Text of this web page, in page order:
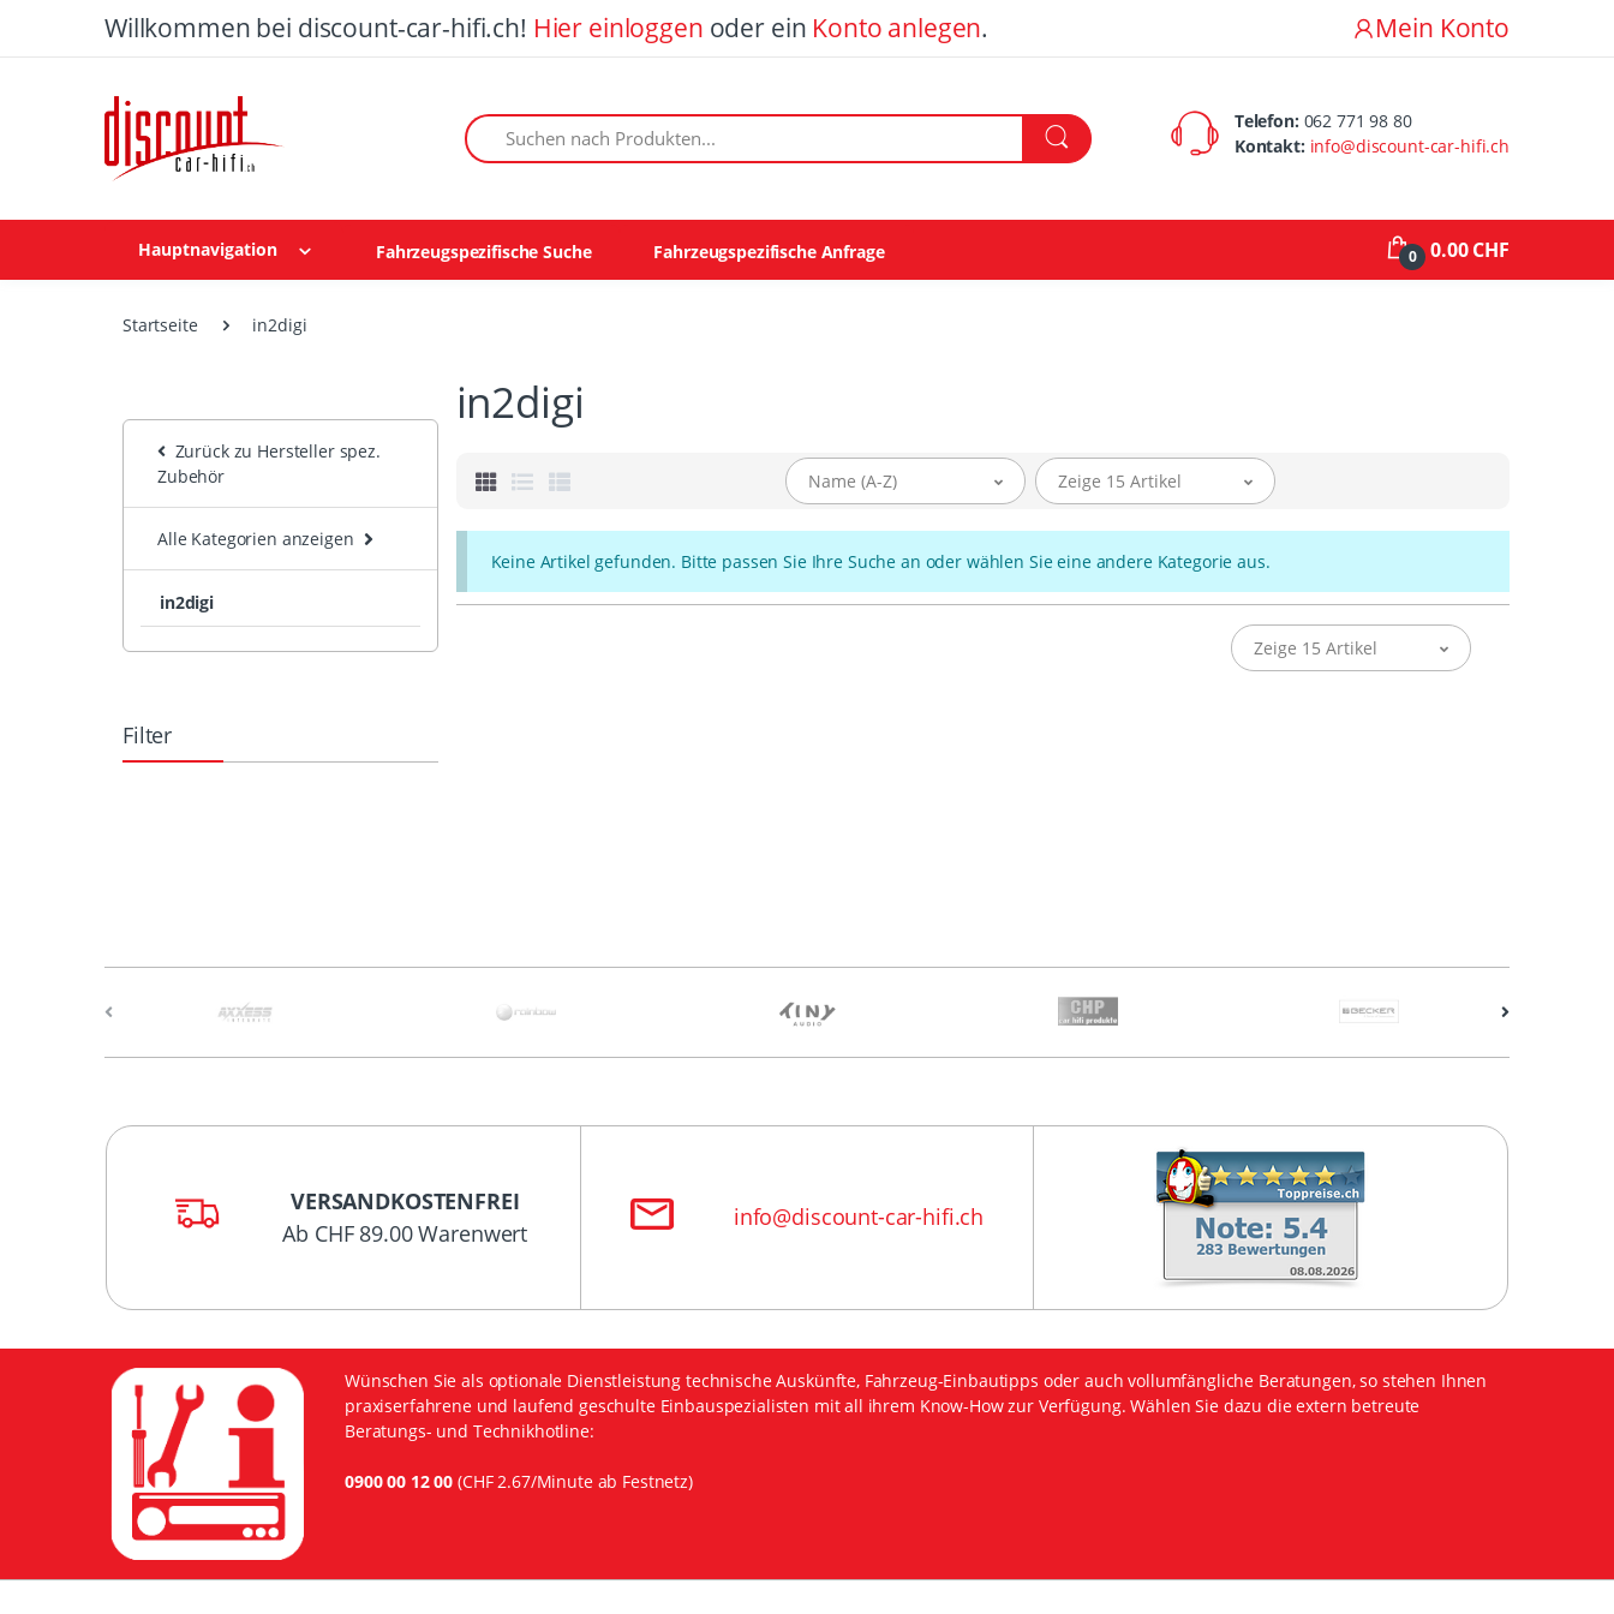
Willkommen bei discount-car-hifi.ch! Hier einloggen oder ein Konto anlegen. Mein Konto
Suchen nach Produkten: Telefon: 062 771 98 80
Kontakt: info@discount-car-hifi.ch
Hauptnavigation Fahrzeugspezifische Suche Fahrzeugspezifische Anfrage 0 0.00 CHF
Startseite in2digi
Zurück zu Hersteller spez.
Zubehör
Alle Kategorien anzeigen
in2digi
Filter
in2digi
Name (A-Z) Zeige 15 Artikel
Keine Artikel gefunden. Bitte passen Sie Ihre Suche an oder wählen Sie eine andere Kategorie aus.
Zeige 15 Artikel
VERSANDKOSTENFREI
Ab CHF 89.00 Warenwert
info@discount-car-hifi.ch
Wünschen Sie als optionale Dienstleistung technische Auskünfte, Fahrzeug-Einbautipps oder auch vollumfängliche Beratungen, so stehen Ihnen
praxiserfahrene und laufend geschulte Einbauspezialisten mit all ihrem Know-How zur Verfügung. Wählen Sie dazu die extern betreute
Beratungs- und Technikhotline:
0900 00 12 00 (CHF 2.67/Minute ab Festnetz)